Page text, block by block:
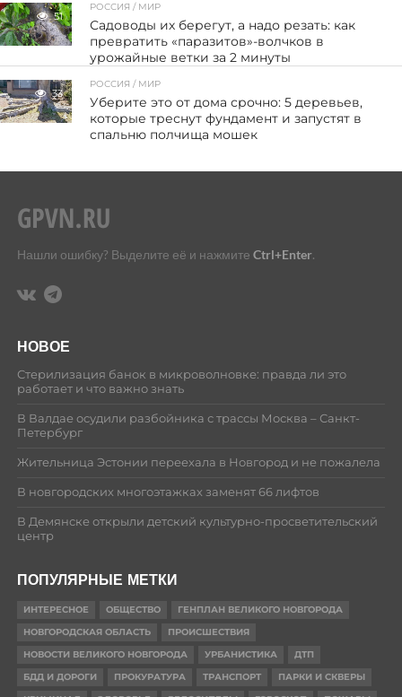
51
РОССИЯ / МИР
Садоводы их берегут, а надо резать: как
превратить «паразитов»-волчков в
урожайные ветки за 2 минуты
33
РОССИЯ / МИР
Уберите это от дома срочно: 5 деревьев,
которые треснут фундамент и запустят в
спальню полчища мошек
Нашли ошибку? Выделите её и нажмите Ctrl+Enter.
НОВОЕ
Стерилизация банок в микроволновке: правда ли это
работает и что важно знать
В Валдае осудили разбойника с трассы Москва – Санкт-
Петербург
Жительница Эстонии переехала в Новгород и не пожалела
В новгородских многоэтажках заменят 66 лифтов
В Демянске открыли детский культурно-просветительский
центр
ПОПУЛЯРНЫЕ МЕТКИ
ИНТЕРЕСНОЕ ОБЩЕСТВО
ГЕНПЛАН ВЕЛИКОГО НОВГОРОДА
НОВГОРОДСКАЯ ОБЛАСТЬ
ПРОИСШЕСТВИЯ
НОВОСТИ ВЕЛИКОГО НОВГОРОДА
УРБАНИСТИКА
ДТП
БДД И ДОРОГИ
ПРОКУРАТУРА ТРАНСПОРТ
ПАРКИ И СКВЕРЫ